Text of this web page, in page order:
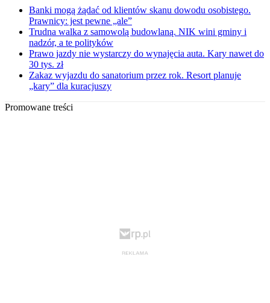
Banki mogą żądać od klientów skanu dowodu osobistego.
Prawnicy: jest pewne „ale”
Trudna walka z samowolą budowlaną. NIK wini gminy i
nadzór, a te polityków
Prawo jazdy nie wystarczy do wynajęcia auta. Kary nawet do
30 tys. zł
Zakaz wyjazdu do sanatorium przez rok. Resort planuje
„kary” dla kuracjuszy
Promowane treści